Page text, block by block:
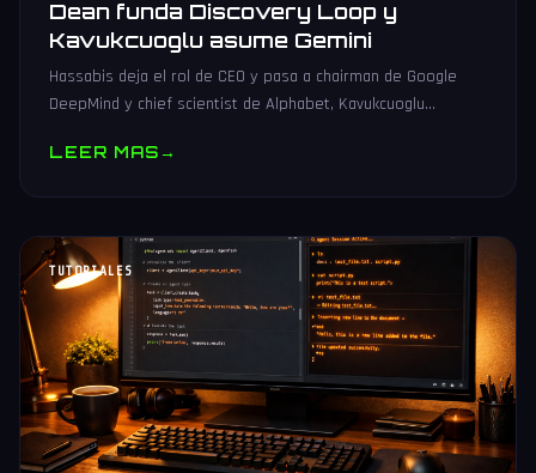
Dean funda Discovery Loop y
Kavukcuoglu asume Gemini
Hassabis deja el rol de CEO y pasa a chairman de Google
DeepMind y chief scientist de Alphabet, Kavukcuoglu
Ghemawat, Vinyals y Le.
LEER MAS→
TUTORIALES